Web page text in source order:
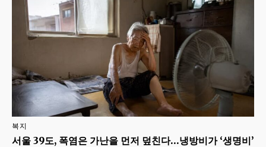
복지
서울 39도, 폭염은 가난을 먼저 덮친다…냉방비가 ‘생명비’